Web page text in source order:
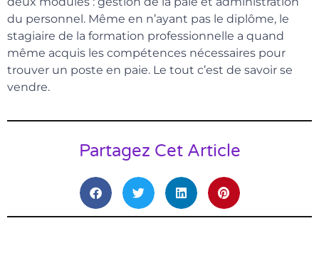
du personnel. Même en n’ayant pas le diplôme, le
stagiaire de la formation professionnelle a quand
même acquis les compétences nécessaires pour
trouver un poste en paie. Le tout c’est de savoir se
vendre.
Partagez Cet Article